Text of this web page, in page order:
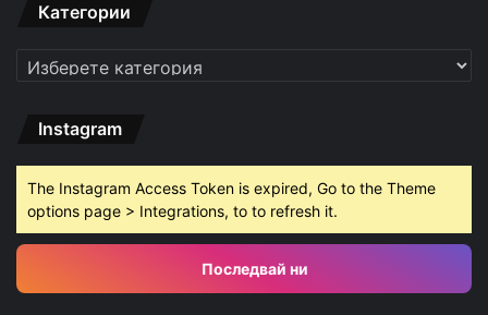
Категории
Категории
Instagram
The Instagram Access Token is expired, Go to the Theme
options page > Integrations, to to refresh it.
Последвай ни